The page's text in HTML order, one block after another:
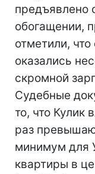
предъявлено
обогащении,
отметили, что
оказались
скромной
Судебные
то, что Кулик
раз
минимум для
квартиры в